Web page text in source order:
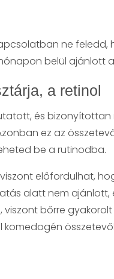
ne feledd,
belül ajánlott
a retinol
és
ez az
be a rutinodba.
előfordulhat,
alatt nem ajánlott,
viszont bőrre
komedogén